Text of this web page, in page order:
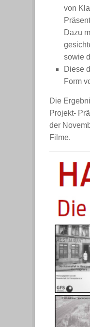
von
Dazu
sowie
Diese
Form
Die
Projekt-
der
Filme.